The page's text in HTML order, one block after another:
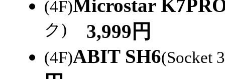
(4F)Microstar
ク) 3,999円
(4F)ABIT SH6(Socket